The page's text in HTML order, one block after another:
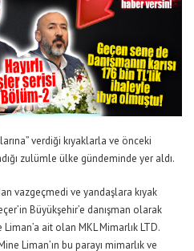
verdiği kıyaklarla ve önceki
zulümle ülke gündeminde yer aldı.
vazgeçmedi ve yandaşlara kıyak
Büyükşehir’e danışman olarak
ait olan MKL Mimarlık LTD.
Liman’ın bu parayı mimarlık ve